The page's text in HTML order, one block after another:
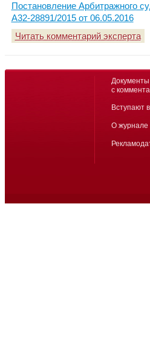
Постановление Арбитражного
А32-28891/2015 от 06.05.2016
Читать комментарий эксперта
Документы
с
Вступают
О журнале